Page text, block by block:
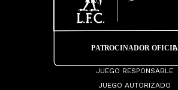
JUEGO RESPONSABLE
JUEGO AUTORIZADO